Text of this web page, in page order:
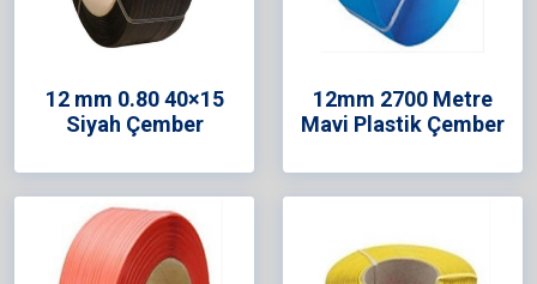
12 mm 0.80 40×15
Siyah Çember
12mm 2700 Metre
Mavi Plastik Çember